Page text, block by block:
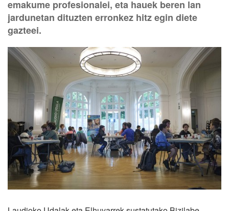
emakume profesionalei, eta hauek beren lan
jardunetan dituzten erronkez hitz egin diete
gazteei.